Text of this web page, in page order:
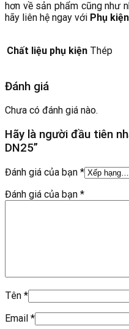
hơn về sản phẩm cũng như
hãy liên hệ ngay với Phụ
Chất liệu phụ kiện Thép
Đánh giá
Chưa có đánh giá nào.
Hãy là người đầu tiên
DN25”
Đánh giá của bạn *
Đánh giá của bạn *
Tên *
Email *